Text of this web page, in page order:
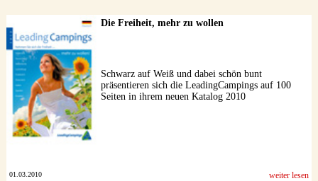
Die Freiheit, mehr zu wollen
Schwarz auf Weiß und dabei schön bunt
präsentieren sich die LeadingCampings auf 100
Seiten in ihrem neuen Katalog 2010
01.03.2010 weiter lesen